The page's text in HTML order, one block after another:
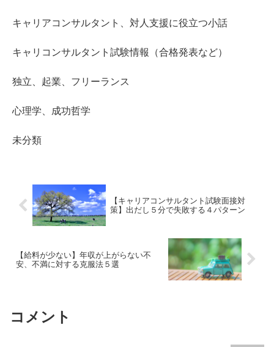
キャリアコンサルタント、対人支援に役立つ小話
キャリコンサルタント試験情報（合格発表など）
独立、起業、フリーランス
心理学、成功哲学
未分類
【キャリアコンサルタント試験面接対
策】出だし５分で失敗する４パターン
【給料が少ない】年収が上がらない不
安、不満に対する克服法５選
コメント